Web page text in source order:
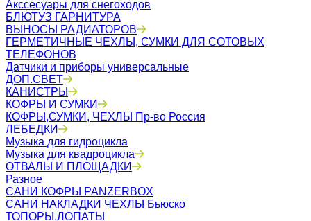
Акссесуары для снегоходов
БЛЮТУЗ ГАРНИТУРА
ВЫНОСЫ РАДИАТОРОВ
ГЕРМЕТИЧНЫЕ ЧЕХЛЫ, СУМКИ ДЛЯ СОТОВЫХ
ТЕЛЕФОНОВ
Датчики и приборы универсальные
ДОП.СВЕТ
КАНИСТРЫ
КОФРЫ И СУМКИ
КОФРЫ,СУМКИ, ЧЕХЛЫ Пр-во Россия
ЛЕБЕДКИ
Музыка для гидроцикла
Музыка для квадроцикла
ОТВАЛЫ И ПЛОЩАДКИ
Разное
САНИ КОФРЫ PANZERBOX
САНИ НАКЛАДКИ ЧЕХЛЫ Бьюско
ТОПОРЫ,ЛОПАТЫ